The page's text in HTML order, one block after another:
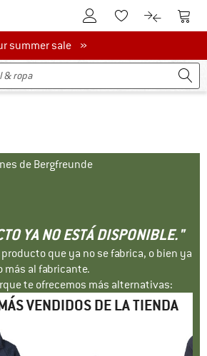
A la cuenta de cliente
A la lista de
A la A la
summer sale
summer sale »
de Bergfreunde
YA NO ESTÁ DISPONIBLE."
que ya no se fabrica, o bien ya
más al fabricante.
te ofrecemos más alternativas:
VENDIDOS DE LA TIENDA